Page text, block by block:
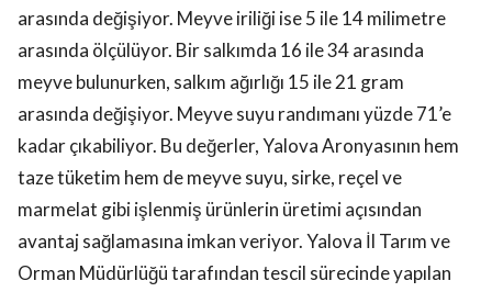
arasında değişiyor. Meyve iriliği ise 5 ile 14 milimetre
arasında ölçülüyor. Bir salkımda 16 ile 34 arasında
meyve bulunurken, salkım ağırlığı 15 ile 21 gram
arasında değişiyor. Meyve suyu randımanı yüzde 71’e
kadar çıkabiliyor. Bu değerler, Yalova Aronyasının hem
taze tüketim hem de meyve suyu, sirke, reçel ve
marmelat gibi işlenmiş ürünlerin üretimi açısından
avantaj sağlamasına imkan veriyor. Yalova İl Tarım ve
Orman Müdürlüğü tarafından tescil sürecinde yapılan